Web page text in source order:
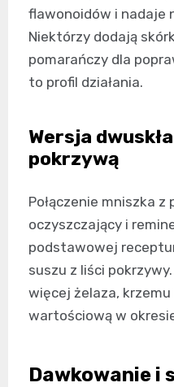
flawonoidów i nadaje
Niektórzy dodają
pomarańczy dla
to profil działania.
Wersja
pokrzywą
Połączenie mniszka
oczyszczający i
podstawowej
suszu z liści
więcej żelaza,
wartościową w
Dawkowanie i